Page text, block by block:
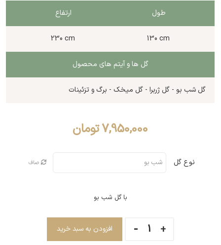
طول ارتفاع
230 cm 130 cm
گل ها و آیتم های محصول
گل شب بو - گل ژربرا - گل میخک - برگ و تزئینات
7,950,000تومان
نوع گل صاف
با گل شب بو
افزودن به سبد خرید